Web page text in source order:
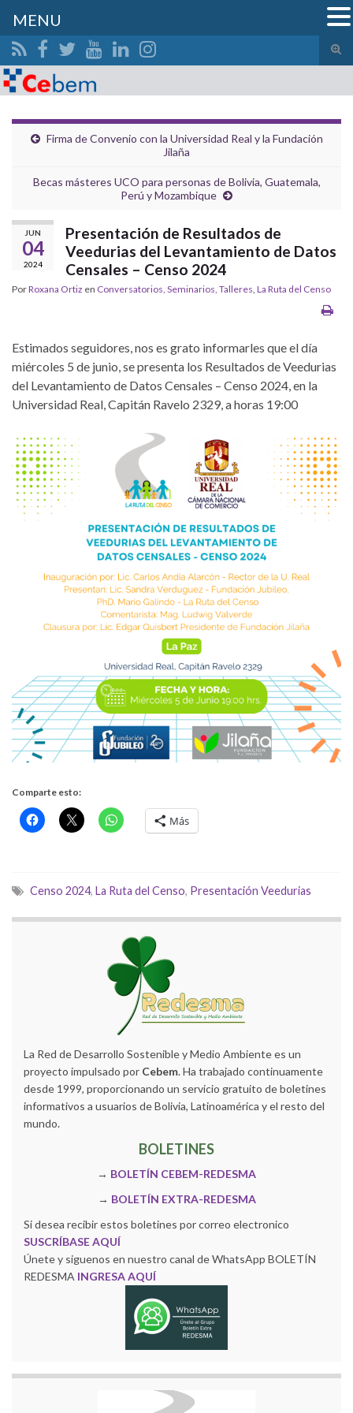
el
Search for:
Firma de Convenio con la Universidad Real y la Fundación
Jilaña
Becas másteres UCO para personas de Bolivia, Guatemala,
Perú y Mozambique
JUN
04
2024
Presentación de Resultados de
Veedurias del Levantamiento de Datos
Censales – Censo 2024
PorRoxana Ortiz en Conversatorios, Seminarios, Talleres, La Ruta del Censo
Estimados seguidores, nos es grato informarles que el día
miércoles 5 de junio, se presenta los Resultados de Veedurias
del Levantamiento de Datos Censales – Censo 2024, en la
Universidad Real, Capitán Ravelo 2329, a horas 19:00
Comparte esto:
Más
Censo 2024, La Ruta del Censo, Presentación Veedurias
La Red de Desarrollo Sostenible y Medio Ambiente es un
proyecto impulsado por Cebem. Ha trabajado continuamente
desde 1999, proporcionando un servicio gratuito de boletines
informativos a usuarios de Bolivia, Latinoamérica y el resto del
mundo.
BOLETINES
→ BOLETÍN CEBEM-REDESMA
→ BOLETÍN EXTRA-REDESMA
Si desea recibir estos boletines por correo electronico
SUSCRÍBASE AQUÍ
Únete y siguenos en nuestro canal de WhatsApp BOLETÍN
REDESMA INGRESA AQUÍ
MENU